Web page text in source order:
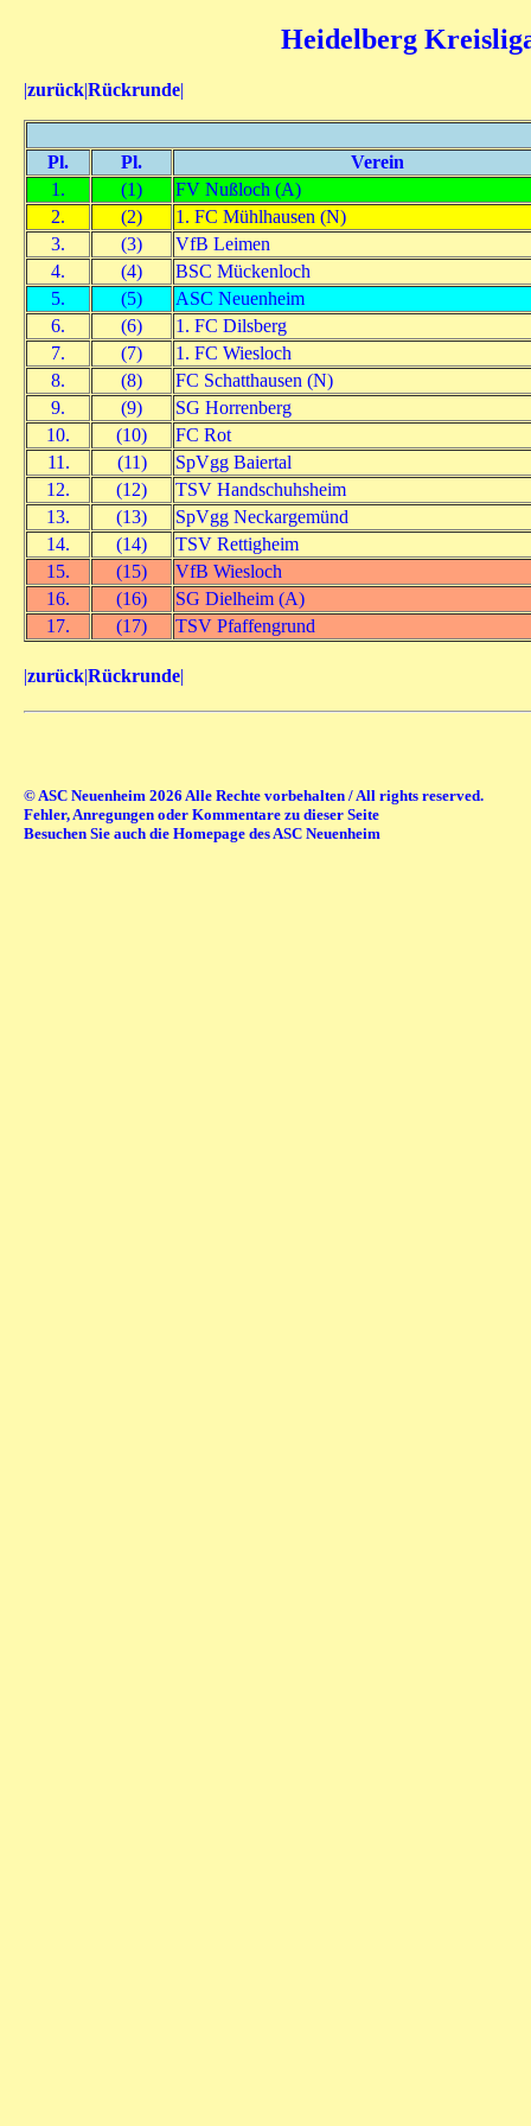
Heidelberg
|zurück|Rückrunde|
Pl. Pl.
Verein
1.
(1)
FV Nußloch (A)
2.
(2)
1. FC Mühlhausen (N)
3.
(3)
VfB Leimen
4.
(4)
BSC Mückenloch
5.
(5)
ASC Neuenheim
6.
(6)
1. FC Dilsberg
7.
(7)
1. FC Wiesloch
8.
(8)
FC Schatthausen (N)
9.
(9)
SG Horrenberg
10.
(10)
FC Rot
11.
(11)
SpVgg Baiertal
12.
(12)
TSV Handschuhsheim
13.
(13)
SpVgg Neckargemünd
14.
(14)
TSV Rettigheim
15.
(15)
VfB Wiesloch
16.
(16)
SG Dielheim (A)
17.
(17) TSV Pfaffengrund
|zurück|Rückrunde|
© ASC Neuenheim 2026 Alle Rechte vorbehalten / All rights reserved.
Fehler, Anregungen oder Kommentare zu dieser Seite
Besuchen Sie auch die Homepage des ASC Neuenheim